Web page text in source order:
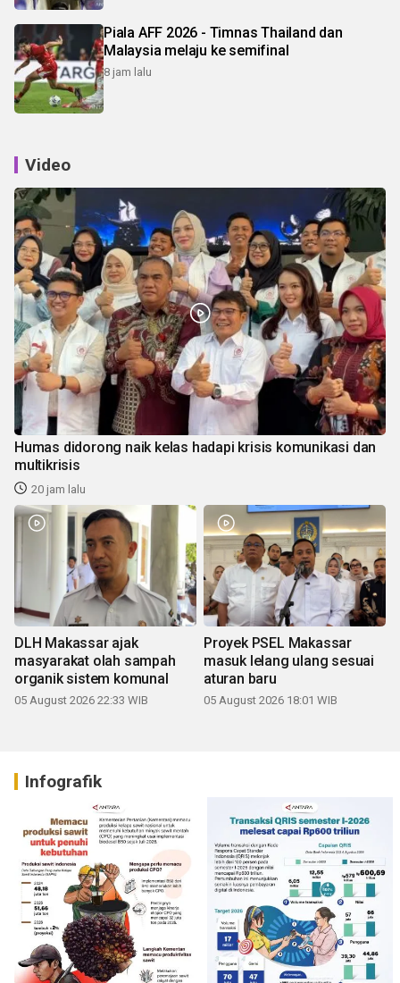
Piala AFF 2026 - Timnas Thailand dan
Malaysia melaju ke semifinal
8 jam lalu
Video
Humas didorong naik kelas hadapi krisis komunikasi dan
multikrisis
20 jam lalu
DLH Makassar ajak
masyarakat olah sampah
organik sistem komunal
05 August 2026 22:33 WIB
Proyek PSEL Makassar
masuk lelang ulang sesuai
aturan baru
05 August 2026 18:01 WIB
Infografik